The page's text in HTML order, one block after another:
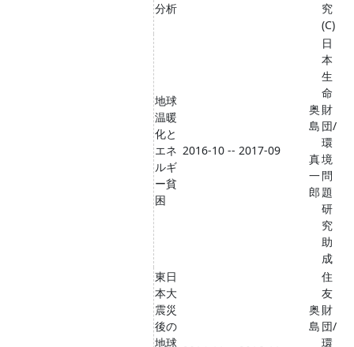
分析
究
(C)
地球
温暖
化と
エネ
ルギ
ー貧
困
2016-10 -- 2017-09
奥
島
真
一
郎
日
本
生
命
財
団/
環
境
問
題
研
究
助
成
東日
本大
震災
後の
地球
奥
島
住
友
財
団/
環